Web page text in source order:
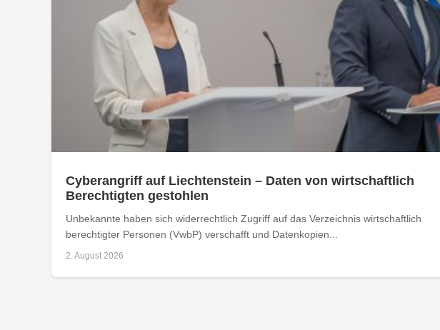
Cyberangriff auf Liechtenstein – Daten von wirtschaftlich
Berechtigten gestohlen
Unbekannte haben sich widerrechtlich Zugriff auf das Verzeichnis wirtschaftlich
berechtigter Personen (VwbP) verschafft und Datenkopien...
2. August 2026